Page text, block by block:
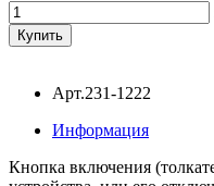
Арт.231-1222
Информация
Кнопка включения